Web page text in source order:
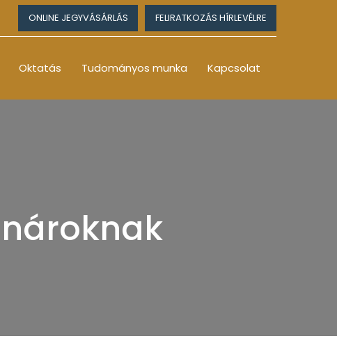
ONLINE JEGYVÁSÁRLÁS FELIRATKOZÁS HÍRLEVÉLRE
Oktatás Tudományos munka Kapcsolat